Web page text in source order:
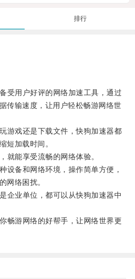
排行
用户好评的网络加速工具，通过
传输速度，让用户轻松畅游网络世
戏还是下载文件，快狗加速器都
短加载时间。
能享受流畅的网络体验。
备和网络环境，操作简单方便，
网络困扰。
业单位，都可以从快狗加速器中
游网络的好帮手，让网络世界更